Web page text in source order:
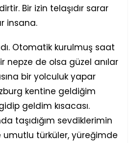
Bir izin telaşıdır sarar
insana.
Otomatik kurulmuş saat
nepze de olsa güzel anılar
bir yolculuk yapar
kentine geldiğim
geldim kısacası.
taşıdığım sevdiklerimin
umutlu türküler, yüreğimde